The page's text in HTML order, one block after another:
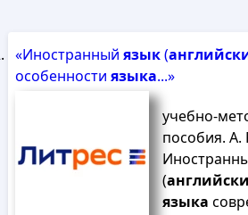
«Иностранный язык(
особенности языка...»
учебно-
пособия. А.
(
языка